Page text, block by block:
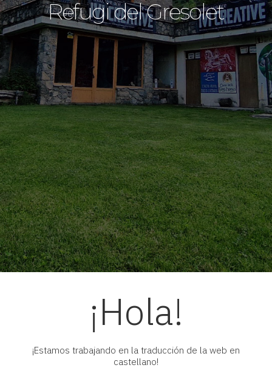
Refugi del Gresolet
¡Hola!
¡Estamos trabajando en la traducción de la web en
castellano!